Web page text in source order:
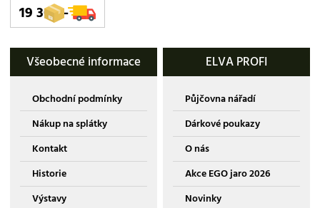
19 306,-
Všeobecné informace
Obchodní podmínky
Nákup na splátky
Kontakt
Historie
Výstavy
ELVA PROFI
Půjčovna nářadí
Dárkové poukazy
O nás
Akce EGO jaro 2026
Novinky